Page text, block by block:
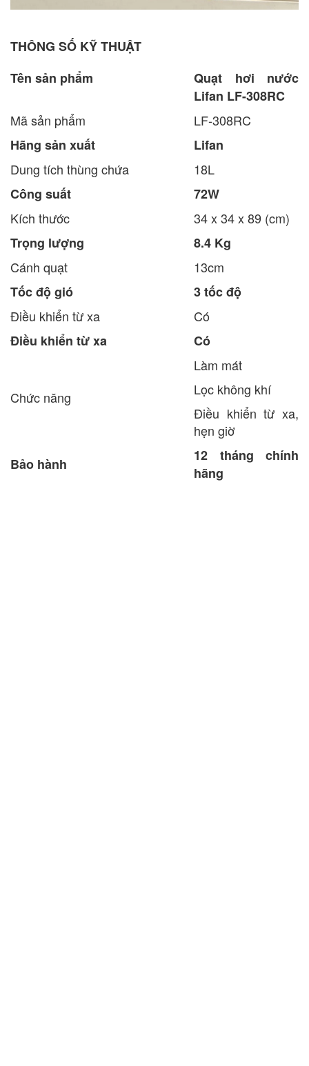
THÔNG SỐ KỸ THUẬT
Tên sản phẩm Quạt hơi nước
Lifan LF-308RC
Mã sản phẩm
LF-308RC
Hãng sản xuất
Lifan
Dung tích thùng chứa
18L
Công suất
72W
Kích thước
34 x 34 x 89 (cm)
Trọng lượng
8.4 Kg
Cánh quạt
13cm
Tốc độ gió
3 tốc độ
Điều khiển từ xa
Có
Điều khiển từ xa
Có
Chức năng
Làm mát
Lọc không khí
Điều khiển từ xa,
hẹn giờ
Bảo hành
12 tháng chính
hãng